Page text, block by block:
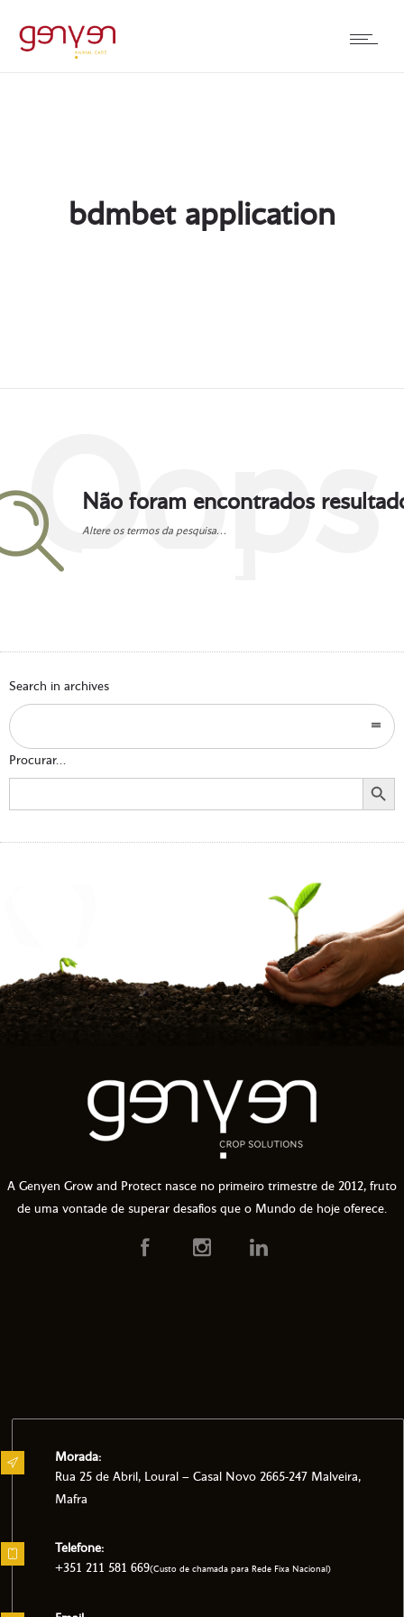
bdmbet application
Oops
Não foram encontrados
Altere os termos da pesquisa...
Search in archives
Procurar...
Search
Search Button
A Genyen Grow and Protect nasce no primeiro trimestre de 2012, fruto
de uma vontade de superar desafios que o Mundo de hoje oferece.
Morada:
Rua 25 de Abril, Loural – Casal Novo 2665-247 Malveira,
Mafra
Telefone:
+351 211 581 669(Custo de chamada para Rede Fixa Nacional)